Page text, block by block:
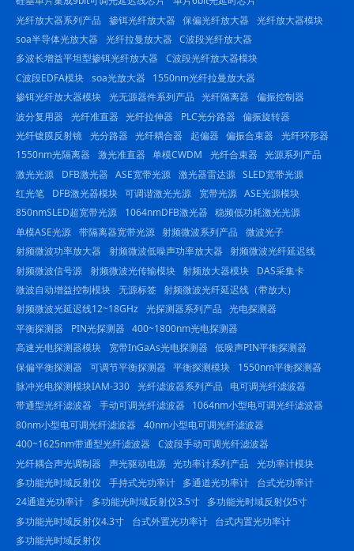
光纤放大器系列产品
掺铒光纤放大器 保偏光纤放大器
光纤放大器模块
soa半导体光放大器
光纤拉曼放大器 C波段光纤放大器
多波长增益平坦型掺铒光纤放大器
C波段光纤放大器模块
C波段EDFA模块 soa光放大器
1550nm光纤拉曼放大器
掺铒光纤放大器模块 光无源器件系列产品 光纤隔离器
偏振控制器
波分复用器
光纤准直器 光纤拉伸器 PLC光分路器
偏振旋转器
光纤镀膜反射镜 光分路器 光纤耦合器 起偏器 偏振合束器
光纤环形器
1550nm光隔离器
激光准直器 单模CWDM 光纤合束器
光源系列产品
激光光源
DFB激光器 ASE宽带光源 激光器雷达源 SLED宽带光源
红光笔
DFB激光器模块 可调谐激光光源 宽带光源 ASE光源模块
850nmSLED超宽带光源
1064nmDFB激光器 稳频低功耗激光光源
单模ASE光源 带隔离器宽带光源 射频微波系列产品
微波光子
射频微波功率放大器
射频微波低噪声功率放大器 射频微波光纤延迟线
射频微波信号源 射频微波光传输模块 射频放大器模块
DAS采集卡
微波自动增益控制模块 无源标签 射频微波光纤延迟线（带放大）
射频微波光延迟线12~18GHz 光探测器系列产品 光电探测器
平衡探测器
PIN光探测器 400~1800nm光电探测器
高速光电探测器模块
宽带InGaAs光电探测器 低噪声PIN平衡探测器
保偏平衡探测器
可调节平衡探测器 平衡探测模块
1550nm平衡探测器
脉冲光电探测模块IAM-330 光纤滤波器系列产品
电可调光纤滤波器
带通型光纤滤波器
手动可调光纤滤波器
1064nm小型电可调光纤滤波器
80nm小型电可调光纤滤波器
40nm小型电可调光纤滤波器
400~1625nm带通型光纤滤波器
C波段手动可调光纤滤波器
光纤耦合声光调制器
声光驱动电源 光功率计系列产品
光功率计模块
多功能光时域反射仪
手持式光功率计 多通道光功率计
台式光功率计
24通道光功率计
多功能光时域反射仪3.5寸
多功能光时域反射仪5寸
多功能光时域反射仪4.3寸
台式外置光功率计
台式内置光功率计
多功能光时域反射仪